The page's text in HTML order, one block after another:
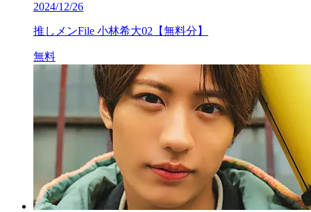
2024/12/26
推しメンFile 小林希大02【無料分】
無料